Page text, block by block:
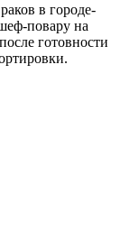
в городе-
повару на
готовности